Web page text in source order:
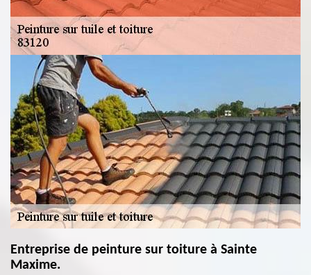
Entreprise de peinture sur toiture à Sainte
Maxime.